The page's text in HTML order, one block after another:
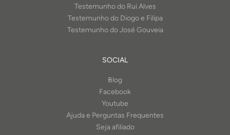
Testemunho do Rui Alves
Testemunho do Diogo e Filipa
Testemunho do José Gouveia
SOCIAL
Blog
Facebook
Youtube
Ajuda e Perguntas Frequentes
Seja afiliado